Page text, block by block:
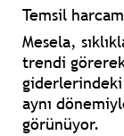
Temsil
Mesela,
trendi
giderlerindeki
aynı
görünüyor.